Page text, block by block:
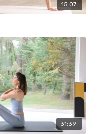
15:07
31:39